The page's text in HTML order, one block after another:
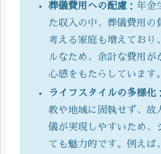
葬儀費用への配慮：年金
た収入の中、葬儀費用の
考える家庭も増えており
ルなため、余計な費用が
心感をもたらしています。
ライフスタイルの多様化
教や地域に固執せず、故
儀が実現しやすいため、
ても魅力的です。例えば